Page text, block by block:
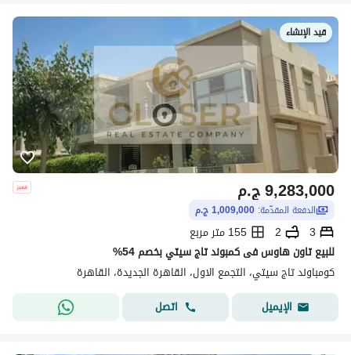
قيد الإنشاء
ج.م9,283,000
الدفعة المقدّمة: 1,009,000 ج.م
3
2
155 متر مربع
للبيع تاون هاوس فى كمبوند تاج سيتي بخصم 54%
كومباوند تاج سيتي، التجمع الاول، القاهرة الجديدة، القاهرة
الإيميل
اتصل